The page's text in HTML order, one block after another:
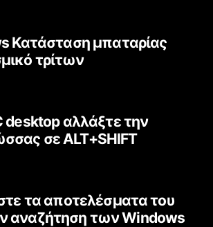
Κατάσταση μπαταρίας
τρίτων
desktop αλλάξτε την
σε ALT+SHIFT
τα αποτελέσματα του
αναζήτηση των Windows